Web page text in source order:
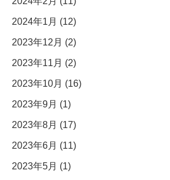
2024年1月 (12)
2023年12月 (2)
2023年11月 (2)
2023年10月 (16)
2023年9月 (1)
2023年8月 (17)
2023年6月 (11)
2023年5月 (1)